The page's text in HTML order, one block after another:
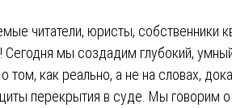
читатели, юристы, собственники
мы создадим глубокий,
том, как реально, а не на словах,
перекрытия в суде. Мы говорим